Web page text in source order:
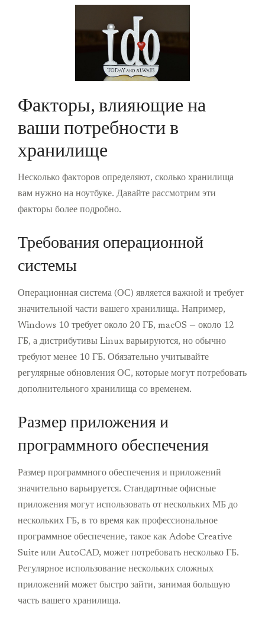
Факторы, влияющие на
ваши потребности в
хранилище
Несколько факторов определяют, сколько хранилища
вам нужно на ноутбуке. Давайте рассмотрим эти
факторы более подробно.
Требования операционной
системы
Операционная система (ОС) является важной и требует
значительной части вашего хранилища. Например,
Windows 10 требует около 20 ГБ, macOS — около 12
ГБ, а дистрибутивы Linux варьируются, но обычно
требуют менее 10 ГБ. Обязательно учитывайте
регулярные обновления ОС, которые могут потребовать
дополнительного хранилища со временем.
Размер приложения и
программного обеспечения
Размер программного обеспечения и приложений
значительно варьируется. Стандартные офисные
приложения могут использовать от нескольких МБ до
нескольких ГБ, в то время как профессиональное
программное обеспечение, такое как Adobe Creative
Suite или AutoCAD, может потребовать несколько ГБ.
Регулярное использование нескольких сложных
приложений может быстро зайти, занимая большую
часть вашего хранилища.